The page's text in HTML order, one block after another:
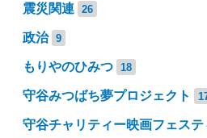
震災関連 26
政治 9
もりやのひみつ 18
守谷みつばち夢プロジェクト
守谷チャリティー映画フェステ